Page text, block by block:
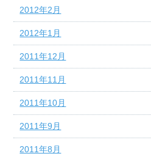
2012年2月
2012年1月
2011年12月
2011年11月
2011年10月
2011年9月
2011年8月